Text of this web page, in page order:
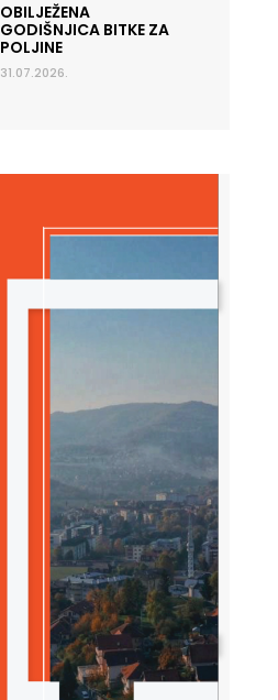
OBILJEŽENA
GODIŠNJICA BITKE ZA
POLJINE
31.07.2026.